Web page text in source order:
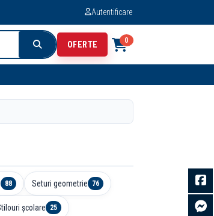
Autentificare
OFERTE 0
88 Seturi geometrie 76
școlare 25